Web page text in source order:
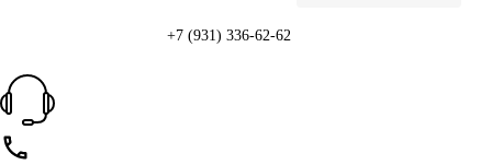
+7 (931) 336-62-62